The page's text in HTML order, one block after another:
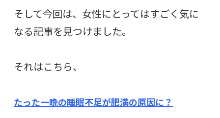
そして今回は、女性にとってはすごく気に
なる記事を見つけました。
それはこちら、
たった一晩の睡眠不足が肥満の原因に？